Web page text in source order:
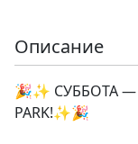
Описание
🎉✨ СУББОТА —
PARK!✨🎉